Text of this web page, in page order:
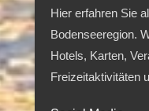
Hier erfahren Sie
Bodenseeregion.
Hotels, Karten,
Freizeitaktivitäten